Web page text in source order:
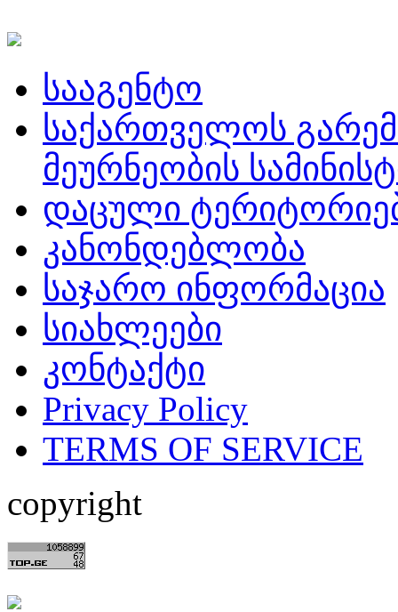
სააგენტო
საქართველოს
მეურნეობის
დაცული
კანონდებლობა
საჯარო ინფორმაცია
სიახლეები
კონტაქტი
Privacy Policy
TERMS OF SERVICE
copyright